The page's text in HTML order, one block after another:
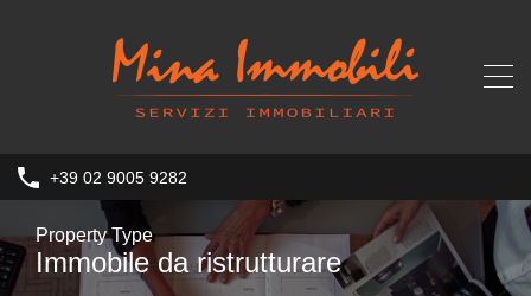
+39 02 9005 9282
Property Type
Immobile da ristrutturare